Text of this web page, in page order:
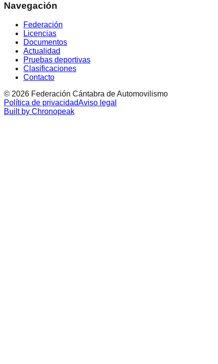
Navegación
Federación
Licencias
Documentos
Actualidad
Pruebas deportivas
Clasificaciones
Contacto
© 2026 Federación Cántabra de Automovilismo
Política de privacidadAviso legal
Built by Chronopeak